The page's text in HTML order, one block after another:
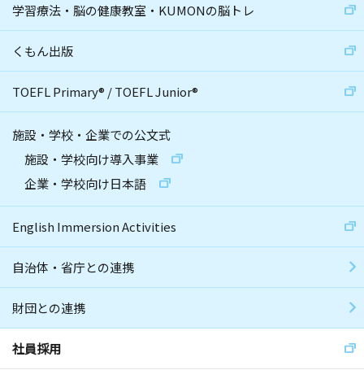
学習療法・脳の健康教室・KUMONの脳トレ
くもん出版
TOEFL Primary® /TOEFL Junior®
施設・学校・企業での公文式
施設・学校向け導入事業
企業・学校向け日本語
English Immersion Activities
自治体・省庁との連携
財団との連携
社員採用